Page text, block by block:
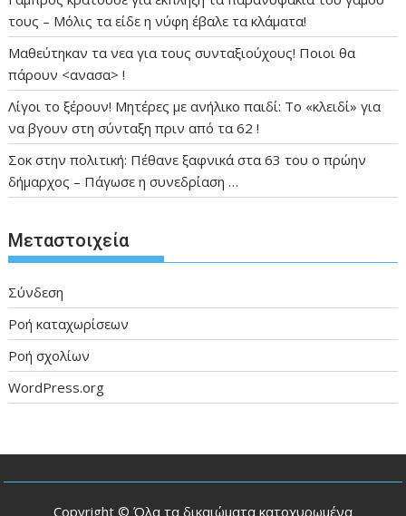
τους – Μόλις τα είδε η νύφη έβαλε τα κλάματα!
Μαθεύτηκαν τα νεα για τους συνταξιούχους! Ποιοι θα
πάρουν <ανασα> !
Λίγοι το ξέρουν! Μητέρες με ανήλικο παιδί: Το «κλειδί» για
να βγουν στη σύνταξη πριν από τα 62 !
Σοκ στην πολιτική: Πέθανε ξαφνικά στα 63 του ο πρώην
δήμαρχος – Πάγωσε η συνεδρίαση …
Μεταστοιχεία
Σύνδεση
Ροή καταχωρίσεων
Ροή σχολίων
WordPress.org
Copyright © Όλα τα δικαιώματα κατοχυρωμένα